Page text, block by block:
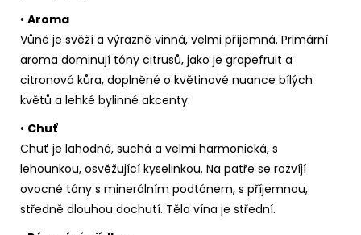
• Aroma
Vůně je svěží a výrazně vinná, velmi příjemná. Primární
aroma dominují tóny citrusů, jako je grapefruit a
citronová kůra, doplněné o květinové nuance bílých
květů a lehké bylinné akcenty.
• Chuť
Chuť je lahodná, suchá a velmi harmonická, s
lehounkou, osvěžující kyselinkou. Na patře se rozvíjí
ovocné tóny s minerálním podtónem, s příjemnou,
středně dlouhou dochutí. Tělo vína je střední.